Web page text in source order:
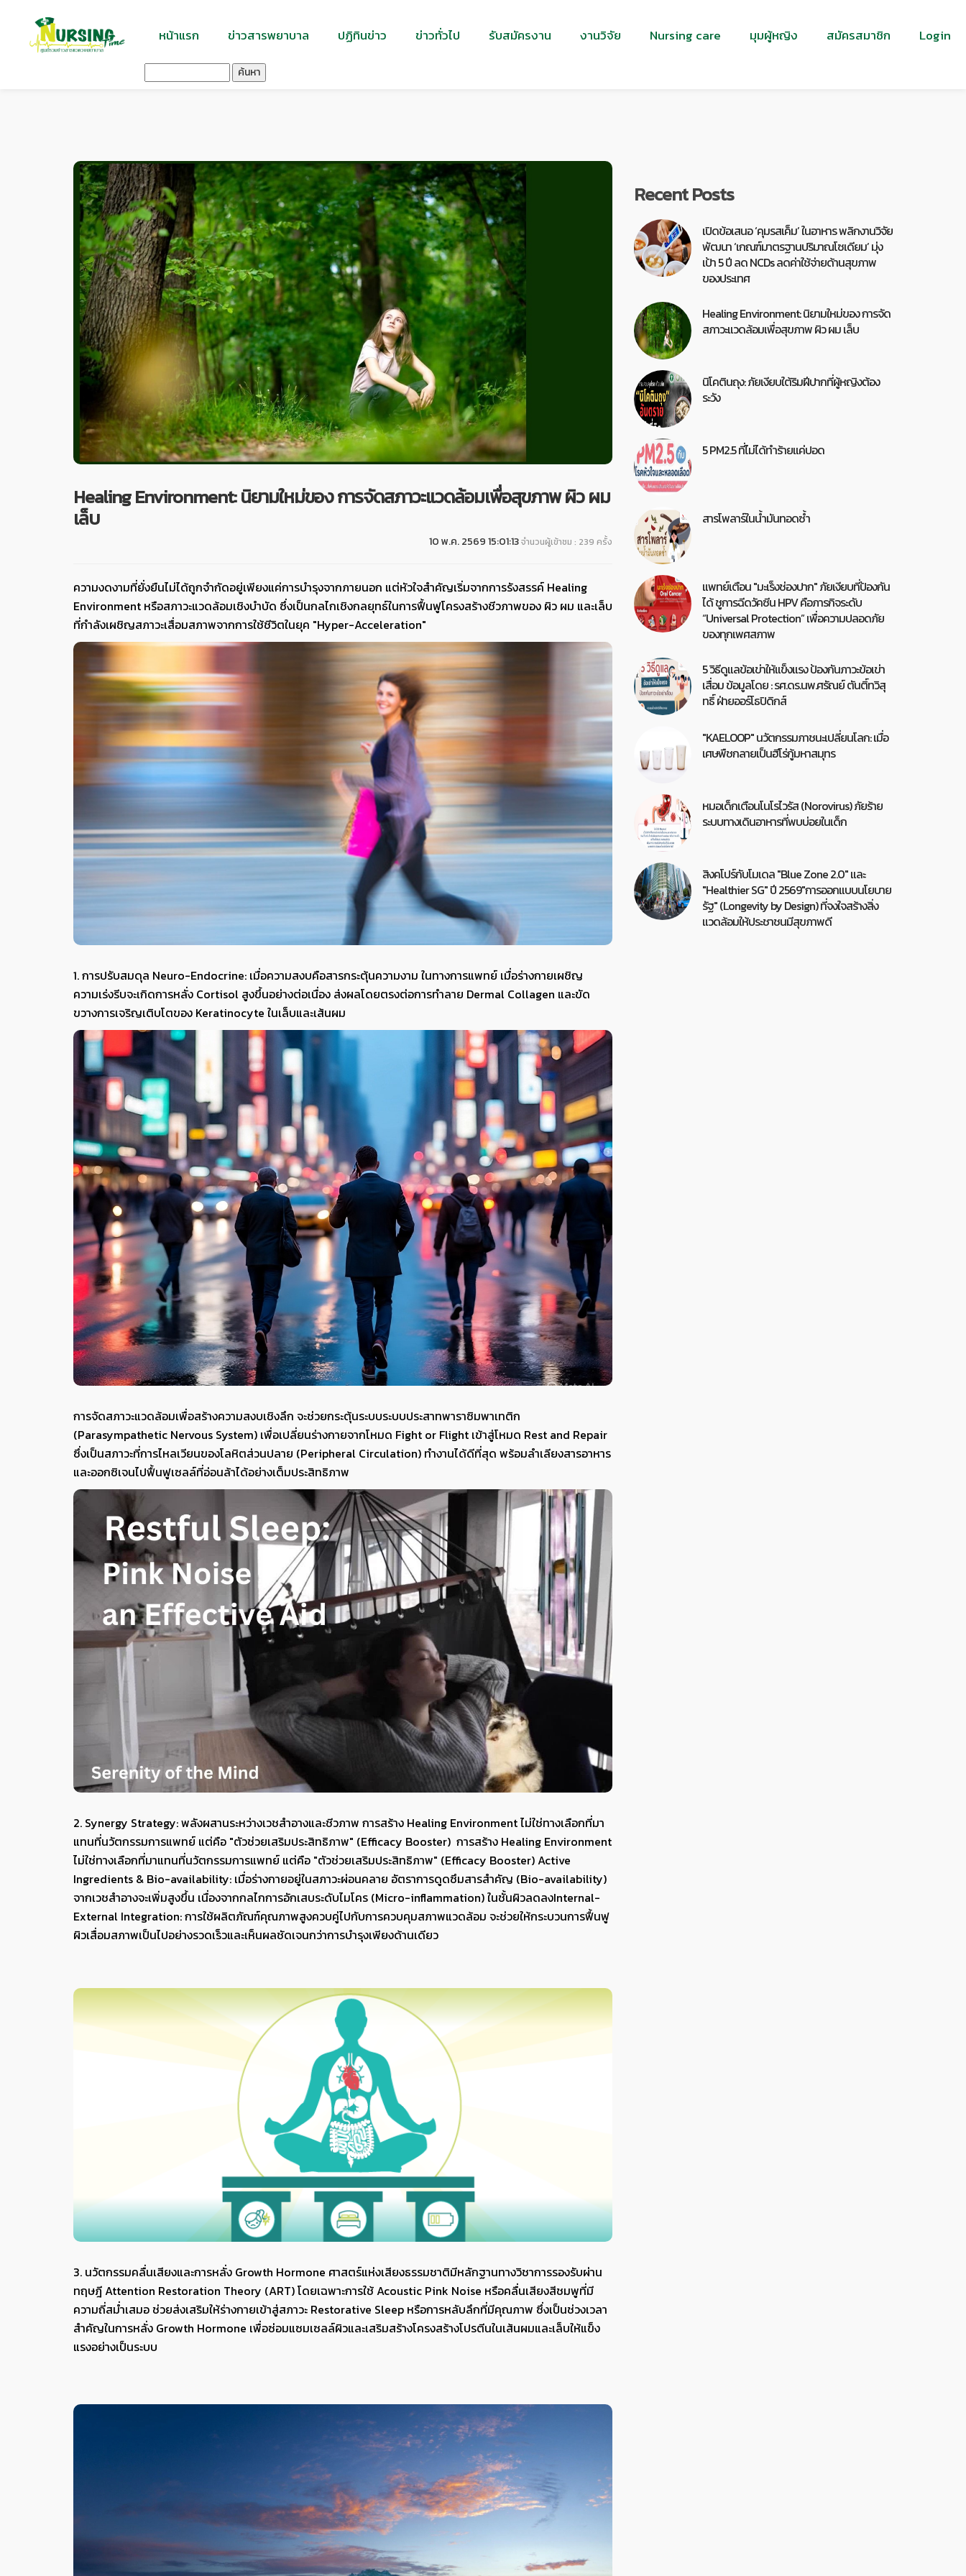
หน้าแรก ข่าวสารพยาบาล ปฏิทินข่าว ข่าวทั่วไป รับสมัครงาน งานวิจัย Nursing care มุมผู้หญิง สมัครสมาชิก Login
ค้นหา
Healing Environment: นิยามใหม่ของ การจัดสภาวะแวดล้อมเพื่อสุขภาพ ผิว ผม
เล็บ
10 พ.ค. 2569 15:01:13จำนวนผู้เข้าชม : 239 ครั้ง
ความงดงามที่ยั่งยืนไม่ได้ถูกจำกัดอยู่เพียงแค่การบำรุงจากภายนอก แต่หัวใจสำคัญเริ่มจากการรังสรรค์ Healing
Environment หรือสภาวะแวดล้อมเชิงบำบัด ซึ่งเป็นกลไกเชิงกลยุทธ์ในการฟื้นฟูโครงสร้างชีวภาพของ ผิว ผม และเล็บ
ที่กำลังเผชิญสภาวะเสื่อมสภาพจากการใช้ชีวิตในยุค "Hyper-Acceleration"
1. การปรับสมดุล Neuro-Endocrine: เมื่อความสงบคือสารกระตุ้นความงาม ในทางการแพทย์ เมื่อร่างกายเผชิญ
ความเร่งรีบจะเกิดการหลั่ง Cortisol สูงขึ้นอย่างต่อเนื่อง ส่งผลโดยตรงต่อการทำลาย Dermal Collagen และขัด
ขวางการเจริญเติบโตของ Keratinocyte ในเล็บและเส้นผม
การจัดสภาวะแวดล้อมเพื่อสร้างความสงบเชิงลึก จะช่วยกระตุ้นระบบระบบประสาทพาราซิมพาเทติก
(Parasympathetic Nervous System) เพื่อเปลี่ยนร่างกายจากโหมด Fight or Flight เข้าสู่โหมด Rest and Repair
ซึ่งเป็นสภาวะที่การไหลเวียนของโลหิตส่วนปลาย (Peripheral Circulation) ทำงานได้ดีที่สุด พร้อมลำเลียงสารอาหาร
และออกซิเจนไปฟื้นฟูเซลล์ที่อ่อนล้าได้อย่างเต็มประสิทธิภาพ
2. Synergy Strategy: พลังผสานระหว่างเวชสำอางและชีวภาพ การสร้าง Healing Environment ไม่ใช่ทางเลือกที่มา
แทนที่นวัตกรรมการแพทย์ แต่คือ "ตัวช่วยเสริมประสิทธิภาพ" (Efficacy Booster) การสร้าง Healing Environment
ไม่ใช่ทางเลือกที่มาแทนที่นวัตกรรมการแพทย์ แต่คือ "ตัวช่วยเสริมประสิทธิภาพ" (Efficacy Booster) Active
Ingredients & Bio-availability: เมื่อร่างกายอยู่ในสภาวะผ่อนคลาย อัตราการดูดซึมสารสำคัญ (Bio-availability)
จากเวชสำอางจะเพิ่มสูงขึ้น เนื่องจากกลไกการอักเสบระดับไมโคร (Micro-inflammation) ในชั้นผิวลดลงInternal-
External Integration: การใช้ผลิตภัณฑ์คุณภาพสูงควบคู่ไปกับการควบคุมสภาพแวดล้อม จะช่วยให้กระบวนการฟื้นฟู
ผิวเสื่อมสภาพเป็นไปอย่างรวดเร็วและเห็นผลชัดเจนกว่าการบำรุงเพียงด้านเดียว
3. นวัตกรรมคลื่นเสียงและการหลั่ง Growth Hormone ศาสตร์แห่งเสียงธรรมชาติมีหลักฐานทางวิชาการรองรับผ่าน
ทฤษฎี Attention Restoration Theory (ART) โดยเฉพาะการใช้ Acoustic Pink Noise หรือคลื่นเสียงสีชมพูที่มี
ความถี่สม่ำเสมอ ช่วยส่งเสริมให้ร่างกายเข้าสู่สภาวะ Restorative Sleep หรือการหลับลึกที่มีคุณภาพ ซึ่งเป็นช่วงเวลา
สำคัญในการหลั่ง Growth Hormone เพื่อซ่อมแซมเซลล์ผิวและเสริมสร้างโครงสร้างโปรตีนในเส้นผมและเล็บให้แข็ง
แรงอย่างเป็นระบบ
Recent Posts
เปิดข้อเสนอ ‘คุมรสเค็ม’ ในอาหาร พลิกงานวิจัย
พัฒนา ‘เกณฑ์มาตรฐานปริมาณโซเดียม’ มุ่ง
เป้า 5 ปี ลด NCDs ลดค่าใช้จ่ายด้านสุขภาพ
ของประเทศ
Healing Environment: นิยามใหม่ของ การจัด
สภาวะแวดล้อมเพื่อสุขภาพ ผิว ผม เล็บ
นิโคตินถุง: ภัยเงียบใต้ริมฝีปากที่ผู้หญิงต้อง
ระวัง
5 PM2.5 ที่ไม่ได้ทำร้ายแค่ปอด
สารโพลาร์ในน้ำมันทอดซ้ำ
แพทย์เตือน "มะเร็งช่องปาก" ภัยเงียบที่ป้องกัน
ได้ ชูการฉีดวัคซีน HPV คือภารกิจระดับ
“Universal Protection” เพื่อความปลอดภัย
ของทุกเพศสภาพ
5 วิธีดูแลข้อเข่าให้แข็งแรง ป้องกันภาวะข้อเข่า
เสื่อม ข้อมูลโดย : รศ.ดร.นพ.ศรัณย์ ตันติ์ทวิสุ
ทธิ์ ฝ่ายออร์โธปิดิกส์
"KAELOOP" นวัตกรรมภาชนะเปลี่ยนโลก: เมื่อ
เศษพืชกลายเป็นฮีโร่กู้มหาสมุทร
หมอเด็กเตือนโนโรไวรัส (Norovirus) ภัยร้าย
ระบบทางเดินอาหารที่พบบ่อยในเด็ก
สิงคโปร์กับโมเดล "Blue Zone 2.0" และ
"Healthier SG" ปี 2569"การออกแบบนโยบาย
รัฐ" (Longevity by Design) ที่จงใจสร้างสิ่ง
แวดล้อมให้ประชาชนมีสุขภาพดี